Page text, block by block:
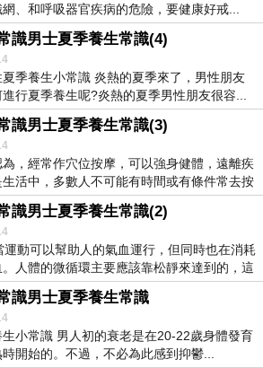
、和呼吸器官疾病的危險，要健康好戒...
識男士夏季養生常識(4)
養生小常識 炎熱的夏季來了，男性朋友
行夏季養生呢?炎熱的夏季男性朋友很容...
識男士夏季養生常識(3)
，經常作穴位按摩，可以強身健體，遠離疾
活中，多數人不可能有時間或有條件常去按
識男士夏季養生常識(2)
運動可以幫助人的氣血運行，但同時也在消耗
。人體的微循環主要應該靠松靜來達到的，這
識男士夏季養生常識
小常識 男人初的衰老是在20-22歲身體發育
開始的。不過，不必為此感到抑鬱...